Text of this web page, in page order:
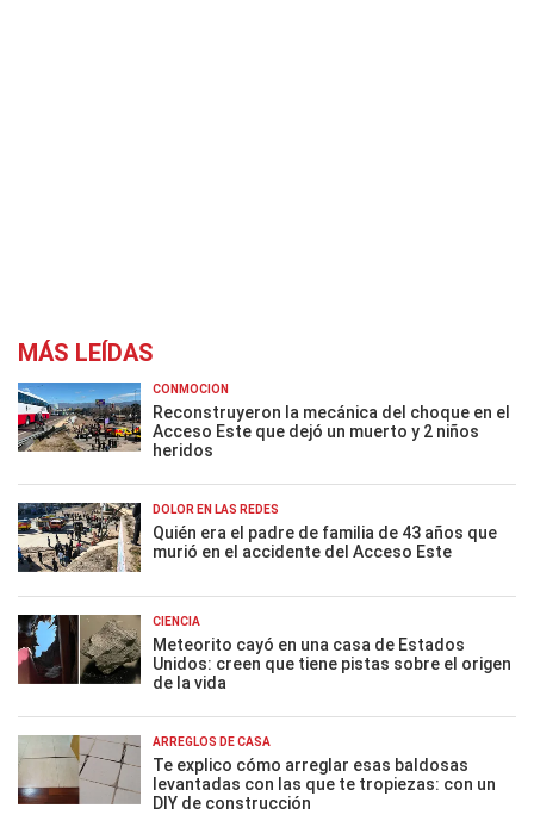
MÁS LEÍDAS
CONMOCIÓN
Reconstruyeron la mecánica del choque en el
Acceso Este que dejó un muerto y 2 niños
heridos
DOLOR EN LAS REDES
Quién era el padre de familia de 43 años que
murió en el accidente del Acceso Este
CIENCIA
Meteorito cayó en una casa de Estados
Unidos: creen que tiene pistas sobre el origen
de la vida
ARREGLOS DE CASA
Te explico cómo arreglar esas baldosas
levantadas con las que te tropiezas: con un
DIY de construcción